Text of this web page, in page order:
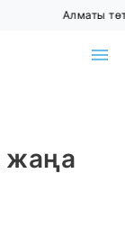
Алматы